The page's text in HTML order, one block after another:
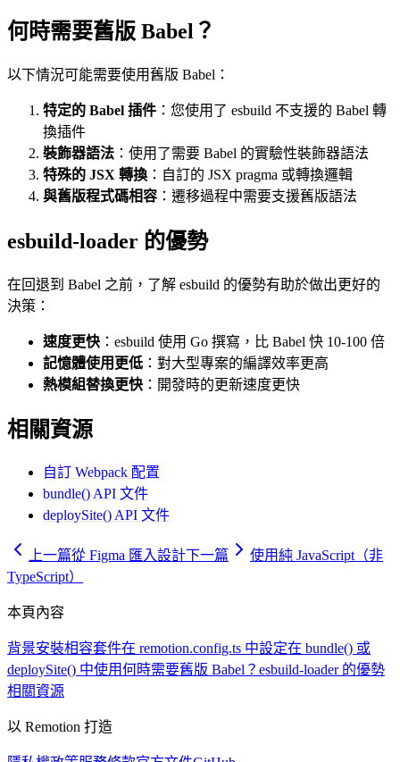
何時需要舊版 Babel？
以下情況可能需要使用舊版 Babel：
特定的 Babel 插件 ：您使用了 esbuild 不支援的 Babel 轉
換插件
裝飾器語法 ：使用了需要 Babel 的實驗性裝飾器語法
特殊的 JSX 轉換 ：自訂的 JSX pragma 或轉換邏輯
與舊版程式碼相容 ：遷移過程中需要支援舊版語法
esbuild-loader 的優勢
在回退到 Babel 之前，了解 esbuild 的優勢有助於做出更好的
決策：
速度更快 ：esbuild 使用 Go 撰寫，比 Babel 快 10-100 倍
記憶體使用更低 ：對大型專案的編譯效率更高
熱模組替換更快 ：開發時的更新速度更快
相關資源
自訂 Webpack 配置
bundle() API 文件
deploySite() API 文件
上一篇從 Figma 匯入設計下一篇
使用純 JavaScript（非
TypeScript）
本頁內容
背景安裝相容套件在 remotion.config.ts 中設定在 bundle() 或
deploySite() 中使用何時需要舊版 Babel？ esbuild-loader 的優勢
相關資源
以 Remotion 打造